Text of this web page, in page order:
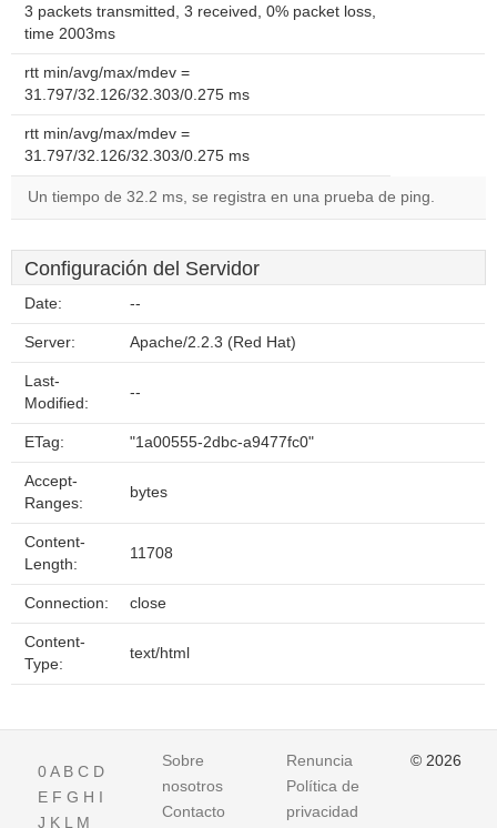
3 packets transmitted, 3 received, 0% packet loss,
time 2003ms
rtt min/avg/max/mdev =
31.797/32.126/32.303/0.275 ms
rtt min/avg/max/mdev =
31.797/32.126/32.303/0.275 ms
Un tiempo de 32.2 ms, se registra en una prueba de ping.
Configuración del Servidor
Date: --
Server: Apache/2.2.3 (Red Hat)
Last-
Modified:
--
ETag: "1a00555-2dbc-a9477fc0"
Accept-
Ranges:
bytes
Content-
Length:
11708
Connection: close
Content-
Type:
text/html
0A B C D
E F G H I
J K L M
Sobre
nosotros
Contacto
Renuncia
Política de
privacidad
© 2026